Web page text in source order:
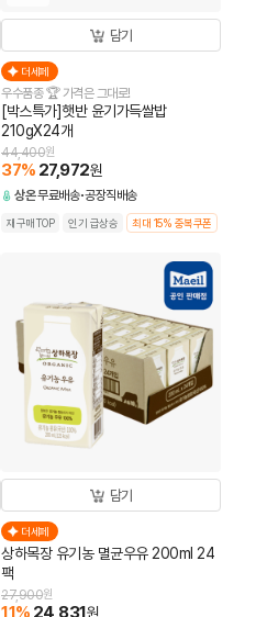
담기
더세페
우수품종 🏆 가격은 그대로!
[박스특가]햇반 윤기가득쌀밥
210gX24개
44,400원
37% 27,972원
상온무료배송 공장직배송
재구매TOP 인기 급상승 최대 15% 중복쿠폰
담기
더세페
상하목장 유기농 멸균우유 200ml 24
팩
27,900원
11% 24,831원